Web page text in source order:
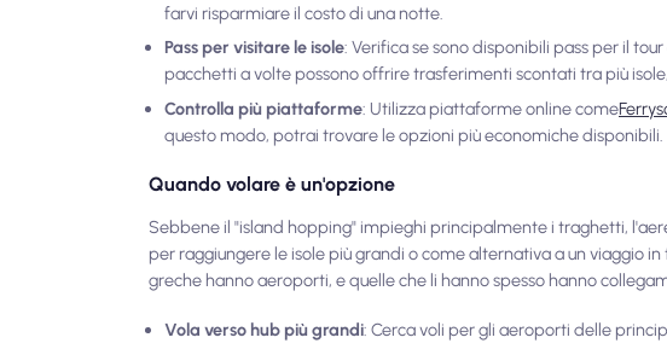
farvi risparmiare il costo di una notte.
Pass per visitare le isole: Verifica se sono disponibili pass per il
pacchetti a volte possono offrire trasferimenti scontati tra più
Controlla più piattaforme: Utilizza piattaforme online come
questo modo, potrai trovare le opzioni più economiche disponibili.
Quando volare è un'opzione
Sebbene il "island hopping" impieghi principalmente i traghetti,
per raggiungere le isole più grandi o come alternativa a un viaggio
greche hanno aeroporti, e quelle che li hanno spesso hanno
Vola verso hub più grandi: Cerca voli per gli aeroporti delle